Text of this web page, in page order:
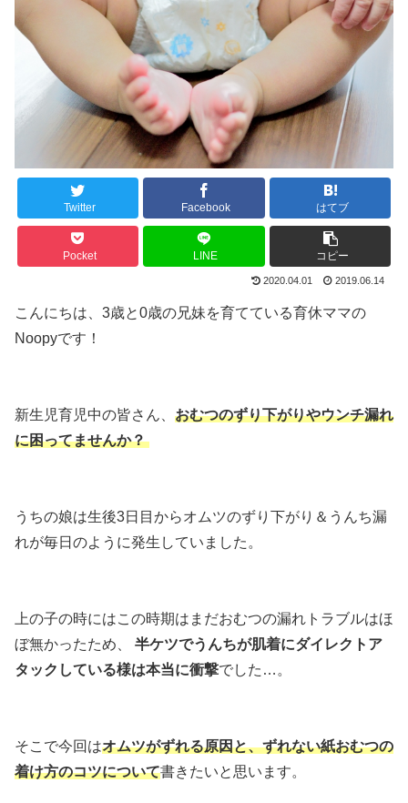
Twitter Facebook はてブ
Pocket LINE コピー
2020.04.01 2019.06.14
こんにちは、3歳と0歳の兄妹を育てている育休ママの
Noopyです！
新生児育児中の皆さん、 おむつのずり下がりやウンチ漏れ
に困ってませんか？
うちの娘は生後3日目からオムツのずり下がり＆うんち漏
れが毎日のように発生していました。
上の子の時にはこの時期はまだおむつの漏れトラブルはほ
ぼ無かったため、 半ケツでうんちが肌着にダイレクトア
タックしている様は本当に衝撃でした…。
そこで今回はオムツがずれる原因と、ずれない紙おむつの
着け方のコツについて書きたいと思います。